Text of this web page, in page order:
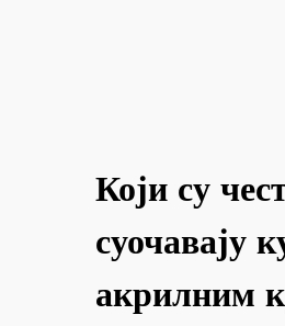
Који су
суочавају
акрилним